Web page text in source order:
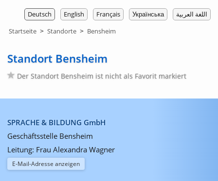
اللغة العربية Українська
Français
English
Deutsch
Startseite > Standorte > Bensheim
Standort Bensheim
Der Standort Bensheim ist nicht als Favorit markiert
SPRACHE & BILDUNG GmbH
Geschäftsstelle Bensheim
Leitung: Frau Alexandra Wagner
E-Mail-Adresse anzeigen